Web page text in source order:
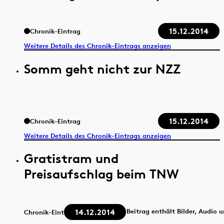
Chronik-Eintrag 15.12.2014
Weitere Details des Chronik-Eintrags anzeigen
Somm geht nicht zur NZZ
Chronik-Eintrag 15.12.2014
Weitere Details des Chronik-Eintrags anzeigen
Gratistram und
Preisaufschlag beim TNW
Chronik-Eintrag 14.12.2014
Beitrag enthält Bilder, Audio